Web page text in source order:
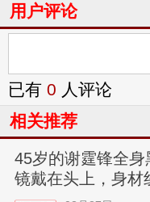
用户评论
已有 0 人评论
相关推荐
45岁的谢霆锋全身
镜戴在头上，身材
气得让人咋舌